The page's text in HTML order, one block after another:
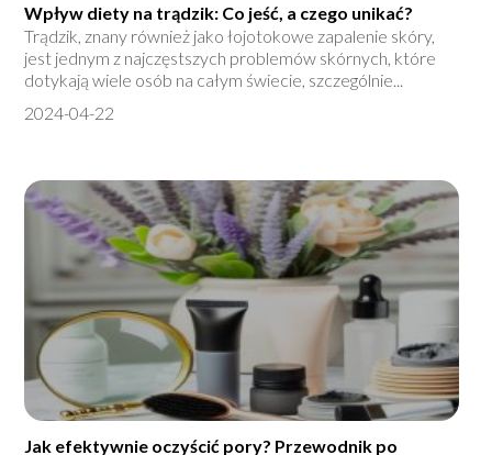
Wpływ diety na trądzik: Co jeść, a czego unikać?
Trądzik, znany również jako łojotokowe zapalenie skóry,
jest jednym z najczęstszych problemów skórnych, które
dotykają wiele osób na całym świecie, szczególnie...
2024-04-22
Jak efektywnie oczyścić pory? Przewodnik po